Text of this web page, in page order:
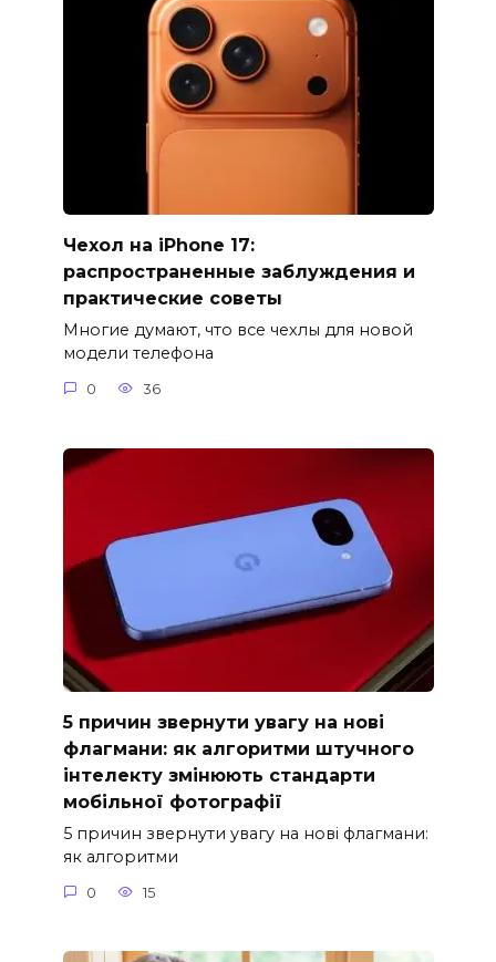
Чехол на iPhone 17:
распространенные заблуждения и
практические советы
Многие думают, что все чехлы для новой
модели телефона
0 36
5 причин звернути увагу на нові
флагмани: як алгоритми штучного
інтелекту змінюють стандарти
мобільної фотографії
5 причин звернути увагу на нові флагмани:
як алгоритми
0 15